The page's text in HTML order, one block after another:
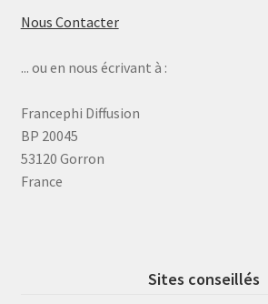
Nous Contacter
... ou en nous écrivant à :
Francephi Diffusion
BP 20045
53120 Gorron
France
Sites conseillés